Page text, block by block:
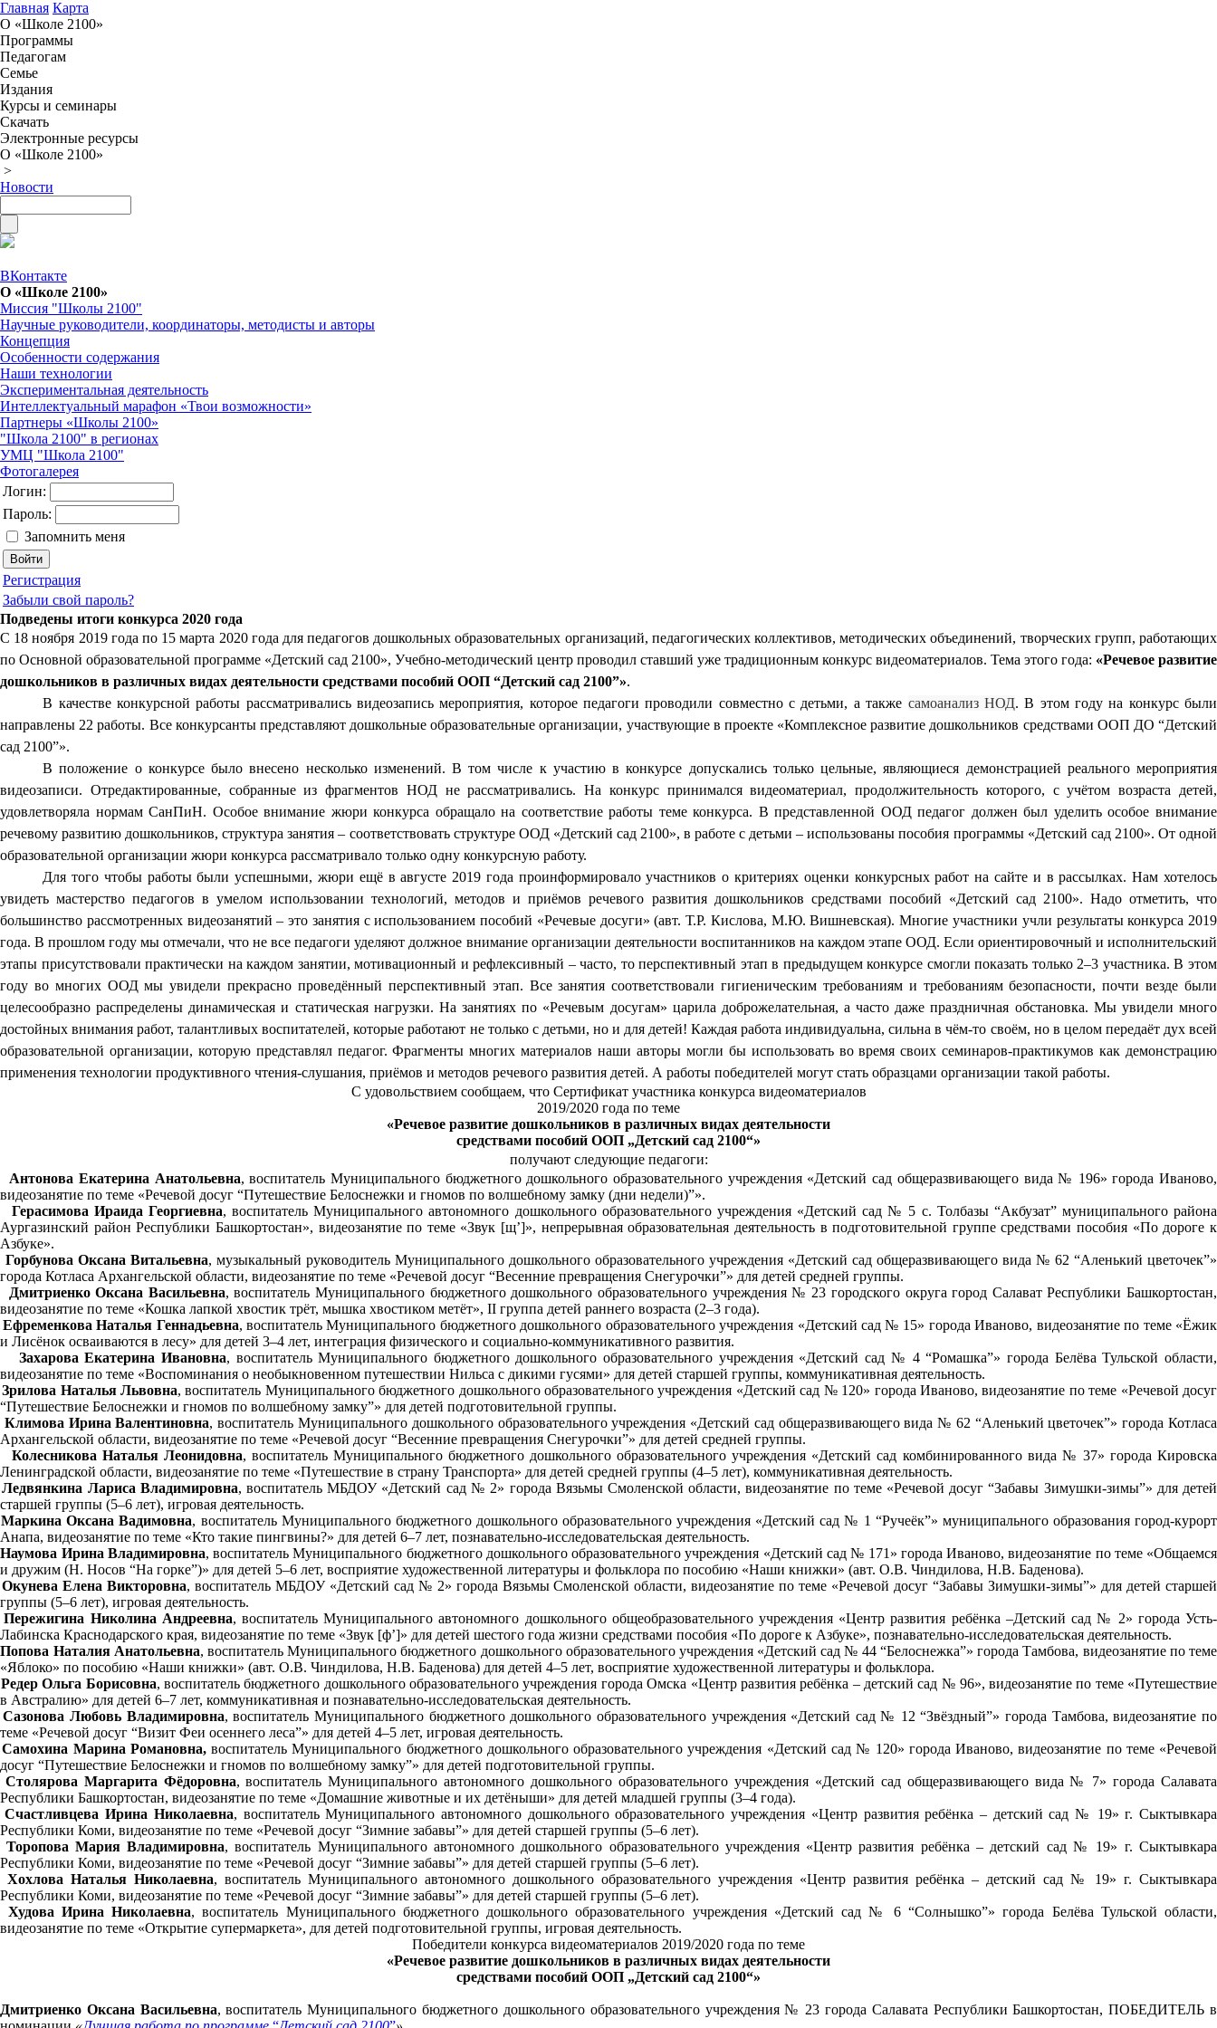
Главная Карта
О «Школе 2100»
Программы
Педагогам
Семье
Издания
Курсы и семинары
Скачать
Электронные ресурсы
О «Школе 2100»
>
Новости
ВКонтакте
О «Школе 2100»
Миссия "Школы 2100"
Научные руководители, координаторы, методисты и авторы
Концепция
Особенности содержания
Наши технологии
Экспериментальная деятельность
Интеллектуальный марафон «Твои возможности»
Партнеры «Школы 2100»
"Школа 2100" в регионах
УМЦ "Школа 2100"
Фотогалерея
Логин:
Пароль:
Запомнить меня
Регистрация
Забыли свой пароль?
Подведены итоги конкурса 2020 года
С 18 ноября 2019 года по 15 марта 2020 года для педагогов дошкольных образовательных организаций, педагогических коллективов, методических объединений, творческих групп, работающих
по Основной образовательной программе «Детский сад 2100», Учебно-методический центр проводил ставший уже традиционным конкурc видеоматериалов. Тема этого года: «Речевое развитие
дошкольников в различных видах деятельности средствами пособий ООП “Детский сад 2100”».
В качестве конкурсной работы рассматривались видеозапись мероприятия, которое педагоги проводили совместно с детьми, а также самоанализ НОД. В этом году на конкурс были
направлены 22 работы. Все конкурсанты представляют дошкольные образовательные организации, участвующие в проекте «Комплексное развитие дошкольников средствами ООП ДО “Детский
сад 2100”».
В положение о конкурсе было внесено несколько изменений. В том числе к участию в конкурсе допускалисьтолько цельные, являющиеся демонстрацией реального мероприятия
видеозаписи. Отредактированные, собранные из фрагментов НОД не рассматривались. На конкурс принимался видеоматериал, продолжительность которого, с учётом возраста детей,
удовлетворяла нормам СанПиН. Особое внимание жюри конкурса обращало на соответствие работы теме конкурса. В представленной ООД педагог должен был уделить особое внимание
речевому развитию дошкольников, структура занятия – соответствовать структуре ООД «Детский сад 2100», в работе с детьми – использованы пособия программы «Детский сад 2100». От одной
образовательной организации жюри конкурса рассматривало только одну конкурсную работу.
Для того чтобы работы были успешными, жюри ещё в августе 2019 года проинформировало участников о критериях оценки конкурсных работ на сайте и в рассылках. Нам хотелось
увидеть мастерство педагогов в умелом использовании технологий, методов и приёмов речевого развития дошкольников средствами пособий «Детский сад 2100». Надо отметить, что
большинство рассмотренных видеозанятий – это занятия с использованием пособий «Речевые досуги»(авт. Т.Р. Кислова, М.Ю. Вишневская). Многие участники учли результаты конкурса 2019
года. В прошлом году мы отмечали, что не все педагоги уделяют должное внимание организации деятельности воспитанников на каждом этапе ООД. Если ориентировочный и исполнительский
этапы присутствовали практически на каждом занятии, мотивационный и рефлексивный – часто, то перспективный этап в предыдущем конкурсе смогли показать только 2–3 участника. В этом
году во многих ООД мы увидели прекрасно проведённый перспективный этап. Все занятия соответствовали гигиеническим требованиям и требованиям безопасности, почти везде были
целесообразно распределены динамическая и статическая нагрузки. На занятиях по «Речевым досугам» царила доброжелательная, а часто даже праздничная обстановка. Мы увидели много
достойных внимания работ, талантливых воспитателей, которые работают не только с детьми, но и для детей! Каждая работа индивидуальна, сильна в чём-то своём, но в целом передаёт дух всей
образовательной организации, которую представлял педагог. Фрагменты многих материалов наши авторы могли бы использовать во время своих семинаров-практикумов как демонстрацию
применения технологии продуктивного чтения-слушания, приёмов и методов речевого развития детей. А работы победителей могут стать образцами организации такой работы.
С удовольствием сообщаем, что Сертификат участника конкурса видеоматериалов
2019/2020 года по теме
«Речевое развитие дошкольников в различных видах деятельности
средствами пособий ООП „Детский сад 2100“»
получают следующие педагоги:
Антонова Екатерина Анатольевна, воспитатель Муниципального бюджетного дошкольного образовательного учреждения «Детский сад общеразвивающего вида № 196» города Иваново,
видеозанятие по теме «Речевой досуг “Путешествие Белоснежки и гномов по волшебному замку (дни недели)”».
Герасимова Ираида Георгиевна, воспитатель Муниципального автономного дошкольного образовательного учреждения «Детский сад № 5 с. Толбазы “Акбузат” муниципального района
Аургазинский район Республики Башкортостан», видеозанятие по теме «Звук [щ’]», непрерывная образовательная деятельность в подготовительной группе средствами пособия «По дороге к
Азбуке».
Горбунова Оксана Витальевна, музыкальный руководитель Муниципального дошкольного образовательного учреждения «Детский сад общеразвивающего вида № 62 “Аленький цветочек”»
города Котласа Архангельской области, видеозанятие по теме «Речевой досуг “Весенние превращения Снегурочки”» для детей средней группы.
Дмитриенко Оксана Васильевна, воспитатель Муниципального бюджетного дошкольного образовательного учреждения № 23 городского округа город Салават Республики Башкортостан,
видеозанятие по теме «Кошка лапкой хвостик трёт, мышка хвостиком метёт», II группа детей раннего возраста (2–3 года).
Ефременкова Наталья Геннадьевна, воспитатель Муниципального бюджетного дошкольного образовательного учреждения «Детский сад № 15» города Иваново, видеозанятие по теме «Ёжик
и Лисёнок осваиваются в лесу» для детей 3–4 лет, интеграция физического и социально-коммуникативного развития.
Захарова Екатерина Ивановна, воспитатель Муниципального бюджетного дошкольного образовательного учреждения «Детский сад № 4 “Ромашка”» города Белёва Тульской области,
видеозанятие по теме «Воспоминания о необыкновенном путешествии Нильса с дикими гусями» для детей старшей группы, коммуникативная деятельность.
Зрилова Наталья Львовна, воспитатель Муниципального бюджетного дошкольного образовательного учреждения «Детский сад № 120» города Иваново, видеозанятие по теме «Речевой досуг
“Путешествие Белоснежки и гномов по волшебному замку”» для детей подготовительной группы.
Климова Ирина Валентиновна, воспитатель Муниципального дошкольного образовательного учреждения «Детский сад общеразвивающего вида № 62 “Аленький цветочек”» города Котласа
Архангельской области, видеозанятие по теме «Речевой досуг “Весенние превращения Снегурочки”» для детей средней группы.
Колесникова Наталья Леонидовна, воспитатель Муниципального бюджетного дошкольного образовательного учреждения «Детский сад комбинированного вида № 37» города Кировска
Ленинградской области, видеозанятие по теме «Путешествие в страну Транспорта» для детей средней группы (4–5 лет), коммуникативная деятельность.
Ледвянкина Лариса Владимировна, воспитатель МБДОУ «Детский сад № 2» города Вязьмы Смоленской области, видеозанятие по теме «Речевой досуг “Забавы Зимушки-зимы”» для детей
старшей группы (5–6 лет), игровая деятельность.
Маркина Оксана Вадимовна, воспитатель Муниципального бюджетного дошкольного образовательного учреждения «Детский сад № 1 “Ручеёк”» муниципального образования город-курорт
Анапа, видеозанятие по теме «Кто такие пингвины?» для детей 6–7 лет, познавательно-исследовательская деятельность.
Наумова Ирина Владимировна, воспитатель Муниципального бюджетного дошкольного образовательного учреждения «Детский сад № 171» города Иваново, видеозанятие по теме «Общаемся
и дружим (Н. Носов “На горке”)» для детей 5–6 лет, восприятие художественной литературы и фольклора по пособию «Наши книжки» (авт. О.В. Чиндилова, Н.В. Баденова).
Окунева Елена Викторовна, воспитатель МБДОУ «Детский сад № 2» города Вязьмы Смоленской области, видеозанятие по теме «Речевой досуг “Забавы Зимушки-зимы”» для детей старшей
группы (5–6 лет), игровая деятельность.
Пережигина Николина Андреевна, воспитательМуниципального автономного дошкольного общеобразовательного учреждения «Центр развития ребёнка –Детский сад № 2» города Усть-
Лабинска Краснодарского края, видеозанятие по теме «Звук [ф’]» для детей шестого года жизни средствами пособия «По дороге к Азбуке», познавательно-исследовательская деятельность.
Попова Наталия Анатольевна, воспитатель Муниципального бюджетного дошкольного образовательного учреждения «Детский сад № 44 “Белоснежка”» города Тамбова, видеозанятие по теме
«Яблоко» по пособию «Наши книжки» (авт. О.В. Чиндилова, Н.В. Баденова) для детей 4–5 лет, восприятие художественной литературы и фольклора.
Редер Ольга Борисовна, воспитатель бюджетного дошкольного образовательного учреждения города Омска «Центр развития ребёнка – детский сад № 96», видеозанятие по теме «Путешествие
в Австралию» для детей 6–7 лет, коммуникативная и познавательно-исследовательская деятельность.
Сазонова Любовь Владимировна, воспитатель Муниципального бюджетного дошкольного образовательного учреждения «Детский сад № 12 “Звёздный”» города Тамбова, видеозанятие по
теме «Речевой досуг “Визит Феи осеннего леса”» для детей 4–5 лет, игровая деятельность.
Самохина Марина Романовна,воспитатель Муниципального бюджетного дошкольного образовательного учреждения «Детский сад № 120» города Иваново, видеозанятие по теме «Речевой
досуг “Путешествие Белоснежки и гномов по волшебному замку”» для детей подготовительной группы.
Столярова Маргарита Фёдоровна, воспитатель Муниципального автономного дошкольного образовательного учреждения «Детский сад общеразвивающего вида № 7» города Салавата
Республики Башкортостан, видеозанятие по теме «Домашние животные и их детёныши» для детей младшей группы (3–4 года).
Счастливцева Ирина Николаевна, воспитатель Муниципального автономного дошкольного образовательного учреждения «Центр развития ребёнка – детский сад № 19» г. Сыктывкара
Республики Коми, видеозанятие по теме «Речевой досуг “Зимние забавы”» для детей старшей группы (5–6 лет).
Торопова Мария Владимировна, воспитатель Муниципального автономного дошкольного образовательного учреждения «Центр развития ребёнка – детский сад № 19» г. Сыктывкара
Республики Коми, видеозанятие по теме «Речевой досуг “Зимние забавы”» для детей старшей группы (5–6 лет).
Хохлова Наталья Николаевна, воспитатель Муниципального автономного дошкольного образовательного учреждения «Центр развития ребёнка – детский сад № 19» г. Сыктывкара
Республики Коми, видеозанятие по теме «Речевой досуг “Зимние забавы”» для детей старшей группы (5–6 лет).
Худова Ирина Николаевна, воспитатель Муниципального бюджетного дошкольного образовательного учреждения «Детский сад № 6 “Солнышко”» города Белёва Тульской области,
видеозанятие по теме «Открытие супермаркета», для детей подготовительной группы, игровая деятельность.
Победители конкурса видеоматериалов 2019/2020 года по теме
«Речевое развитие дошкольников в различных видах деятельности
средствами пособий ООП „Детский сад 2100“»
Дмитриенко Оксана Васильевна, воспитатель Муниципального бюджетного дошкольного образовательного учреждения № 23 города Салавата Республики Башкортостан, ПОБЕДИТЕЛЬ в